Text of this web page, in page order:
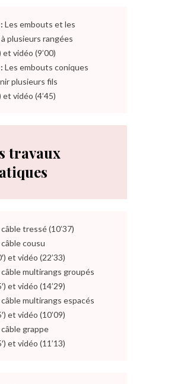
:Les embouts et les
plusieurs rangées
et vidéo (9’00)
:Les embouts coniques
plusieurs fils
et vidéo (4’45)
travaux
tressé (10’37)
câble cousu
et vidéo (22’33)
câble multirangs groupés
et vidéo (14’29)
câble multirangs espacés
et vidéo (10’09)
câble grappe
et vidéo (11’13)